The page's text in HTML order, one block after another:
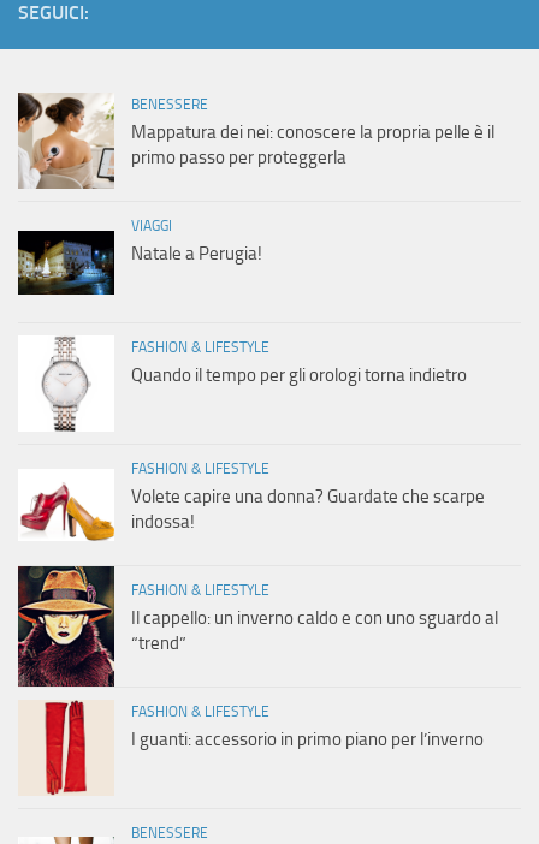
SEGUICI:
BENESSERE
Mappatura dei nei: conoscere la propria pelle è il
primo passo per proteggerla
VIAGGI
Natale a Perugia!
FASHION & LIFESTYLE
Quando il tempo per gli orologi torna indietro
FASHION & LIFESTYLE
Volete capire una donna? Guardate che scarpe
indossa!
FASHION & LIFESTYLE
Il cappello: un inverno caldo e con uno sguardo al
“trend”
FASHION & LIFESTYLE
I guanti: accessorio in primo piano per l’inverno
BENESSERE